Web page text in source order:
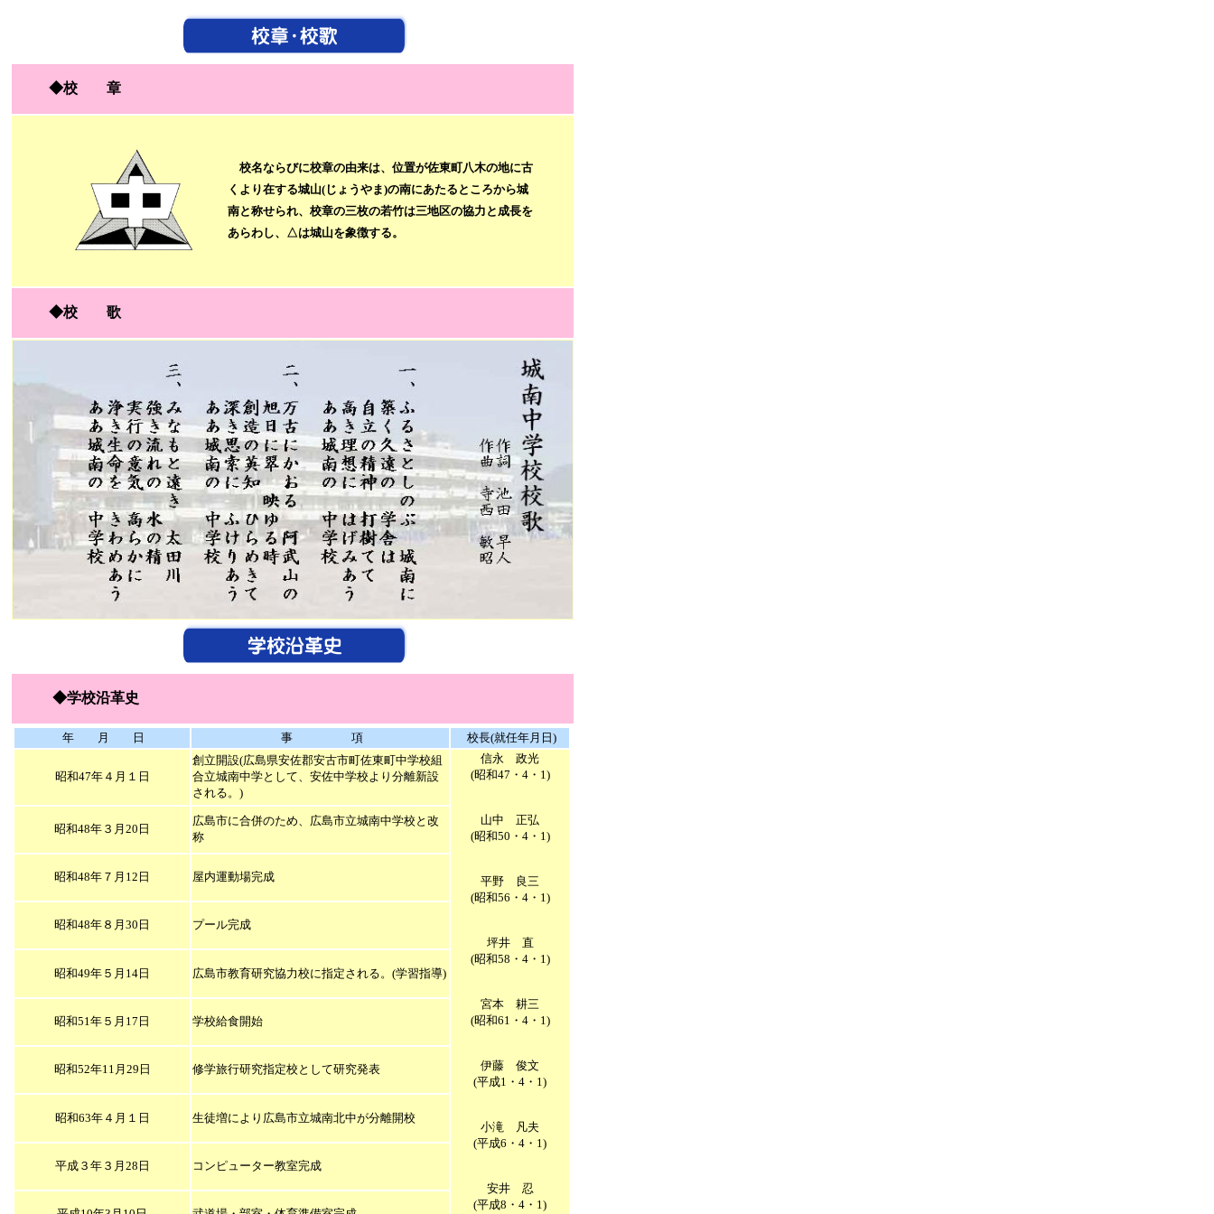
◆校 章
校名ならびに校章の由来は、位置が佐東町八木の地に古
くより在する城山(じょうやま)の南にあたるところから城
南と称せられ、校章の三枚の若竹は三地区の協力と成長を
あらわし、△は城山を象徴する。
◆校 歌
◆学校沿革史
年 月 日 事 項 校長(就任年月日)
昭和47年４月１日
創立開設(広島県安佐郡安古市町佐東町中学校組
合立城南中学として、安佐中学校より分離新設
される。)
信永 政光
(昭和47・4・1)
山中 正弘
(昭和50・4・1)
平野 良三
(昭和56・4・1)
坪井 直
(昭和58・4・1)
宮本 耕三
(昭和61・4・1)
伊藤 俊文
(平成1・4・1)
小滝 凡夫
(平成6・4・1)
安井 忍
(平成8・4・1)
昭和48年３月20日
広島市に合併のため、広島市立城南中学校と改
称
昭和48年７月12日 屋内運動場完成
昭和48年８月30日 プール完成
昭和49年５月14日 広島市教育研究協力校に指定される。(学習指導)
昭和51年５月17日 学校給食開始
昭和52年11月29日 修学旅行研究指定校として研究発表
昭和63年４月１日 生徒増により広島市立城南北中が分離開校
平成３年３月28日 コンピューター教室完成